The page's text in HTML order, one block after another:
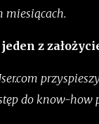
miesiącach.
z
do know-how